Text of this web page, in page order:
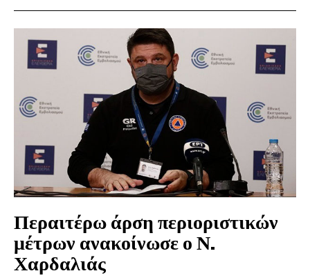
Περαιτέρω άρση περιοριστικών
μέτρων ανακοίνωσε ο Ν.
Χαρδαλιάς